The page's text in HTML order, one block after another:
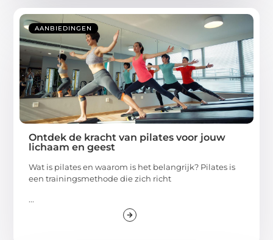
AANBIEDINGEN
Ontdek de kracht van pilates voor jouw
lichaam en geest
Wat is pilates en waarom is het belangrijk? Pilates is
een trainingsmethode die zich richt
...